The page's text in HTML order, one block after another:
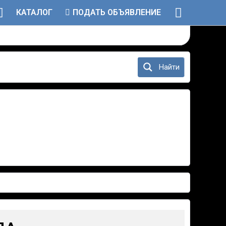
КАТАЛОГ ПОДАТЬ ОБЪЯВЛЕНИЕ
Найти